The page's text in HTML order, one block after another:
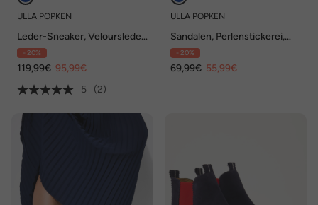
ULLA POPKEN
Leder-Sneaker, Veloursleder,
Wechselfußbett, Weite H
- 20%
119,99€ 95,99€
5
(2)
ULLA POPKEN
Sandalen, Perlenstickerei,
Memory Foam, Weite H
- 20%
69,99€ 55,99€